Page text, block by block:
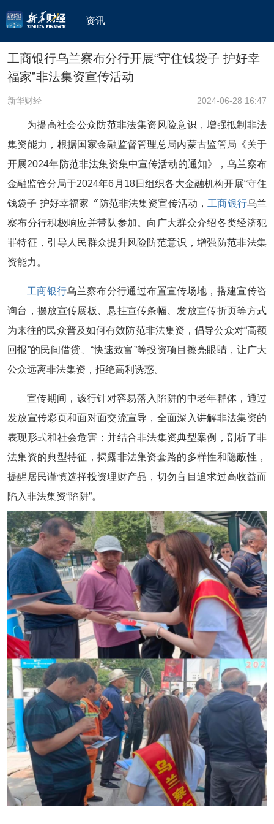
资讯
工商银行乌兰察布分行开展“守住钱袋子 护好幸
福家”非法集资宣传活动
新华财经 2024-06-28 16:47
为提高社会公众防范非法集资风险意识，增强抵制非法
集资能力，根据国家金融监督管理总局内蒙古监管局《关于
开展2024年防范非法集资集中宣传活动的通知》，乌兰察布
金融监管分局于2024年6月18日组织各大金融机构开展“守住
钱袋子 护好幸福家〞防范非法集资宣传活动， 工商银行乌兰
察布分行积极响应并带队参加。向广大群众介绍各类经济犯
罪特征，引导人民群众提升风险防范意识，增强防范非法集
资能力。
工商银行乌兰察布分行通过布置宣传场地，搭建宣传咨
询台，摆放宣传展板、悬挂宣传条幅、发放宣传折页等方式
为来往的民众普及如何有效防范非法集资，倡导公众对“高额
回报”的民间借贷、“快速致富”等投资项目擦亮眼睛，让广大
公众远离非法集资，拒绝高利诱惑。
宣传期间，该行针对容易落入陷阱的中老年群体，通过
发放宣传彩页和面对面交流宣导，全面深入讲解非法集资的
表现形式和社会危害；并结合非法集资典型案例，剖析了非
法集资的典型特征，揭露非法集资套路的多样性和隐蔽性，
提醒居民谨慎选择投资理财产品，切勿盲目追求过高收益而
陷入非法集资“陷阱”。